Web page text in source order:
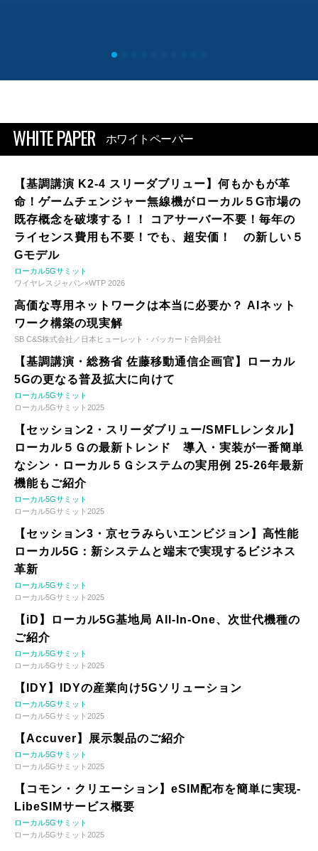
WHITE PAPER ホワイトペーパー
【基調講演 K2-4 スリーダブリュー】何もかもが革
命！ゲームチェンジャー無線機がローカル５G市場の
既存概念を破壊する！！ コアサーバー不要！毎年の
ライセンス費用も不要！でも、超安価！ の新しい５
Gモデル
ローカル5Gサミット
ワイヤレスジャパン×WTP 2026
高価な専用ネットワークは本当に必要か？ AIネット
ワーク構築の現実解
SB C&S株式会社／日本ヒューレット・パッカード合同会社
【基調講演・総務省 佐藤移動通信企画官】ローカル
5Gの更なる普及拡大に向けて
ローカル5Gサミット
ローカル5Gサミット2025
【セッション2・スリーダブリュー/SMFLレンタル】
ローカル５Ｇの最新トレンド 導入・実装が一番簡単
なシン・ローカル５Ｇシステムの実用例 25-26年最新
機能もご紹介
ローカル5Gサミット
ローカル5Gサミット2025
【セッション3・京セラみらいエンビジョン】高性能
ローカル5G：新システムと端末で実現するビジネス
革新
ローカル5Gサミット
ローカル5Gサミット2025
【iD】ローカル5G基地局 All-In-One、次世代機種の
ご紹介
ローカル5Gサミット
ローカル5Gサミット2025
【IDY】IDYの産業向け5Gソリューション
ローカル5Gサミット
ローカル5Gサミット2025
【Accuver】展示製品のご紹介
ローカル5Gサミット
ローカル5Gサミット2025
【コモン・クリエーション】eSIM配布を簡単に実現-
LibeSIMサービス概要
ローカル5Gサミット
ローカル5Gサミット2025